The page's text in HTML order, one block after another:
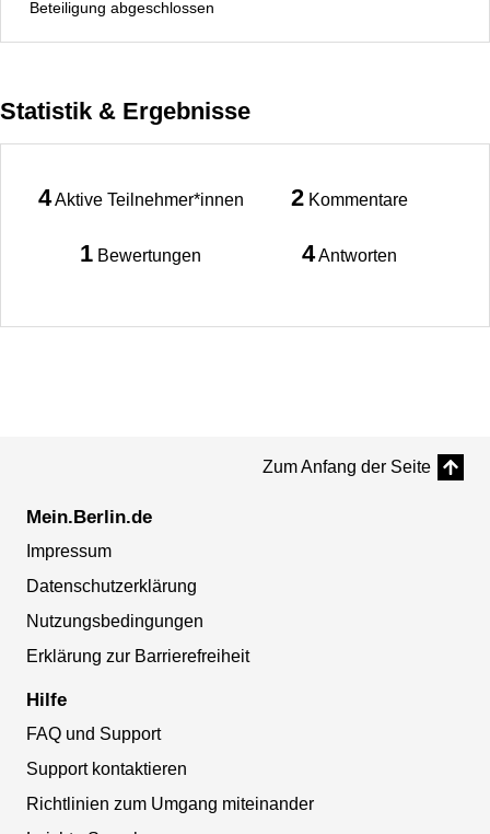
Beteiligung abgeschlossen
Statistik & Ergebnisse
4 Aktive Teilnehmer*innen 2 Kommentare
1 Bewertungen 4Antworten
Zum Anfang der Seite
Mein.Berlin.de
Impressum
Datenschutzerklärung
Nutzungsbedingungen
Erklärung zur Barrierefreiheit
Hilfe
FAQ und Support
Support kontaktieren
Richtlinien zum Umgang miteinander